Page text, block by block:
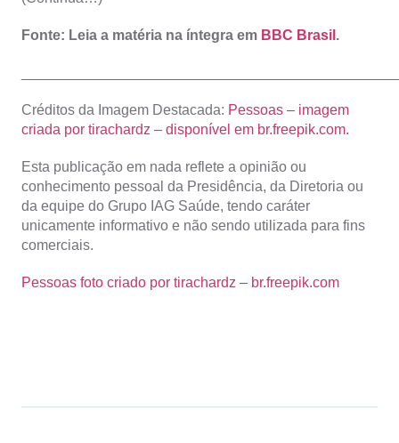
Fonte: Leia a matéria na íntegra em BBC Brasil .
Créditos da Imagem Destacada: Pessoas – imagem
criada por tirachardz – disponível em br.freepik.com.
Esta publicação em nada reflete a opinião ou
conhecimento pessoal da Presidência, da Diretoria ou
da equipe do Grupo IAG Saúde, tendo caráter
unicamente informativo e não sendo utilizada para fins
comerciais.
Pessoas foto criado por tirachardz – br.freepik.com